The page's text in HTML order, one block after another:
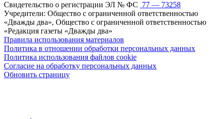
Свидетельство о регистрации ЭЛ № ФС 77 — 73258
Учредители: Общество с ограниченной ответственностью
«Дважды два», Общество с ограниченной ответственностью
«Редакция газеты «Дважды два»
Правила использования материалов
Политика в отношении обработки персональных данных
Политика использования файлов cookie
Согласие на обработку персональных данных
Обновить страницу